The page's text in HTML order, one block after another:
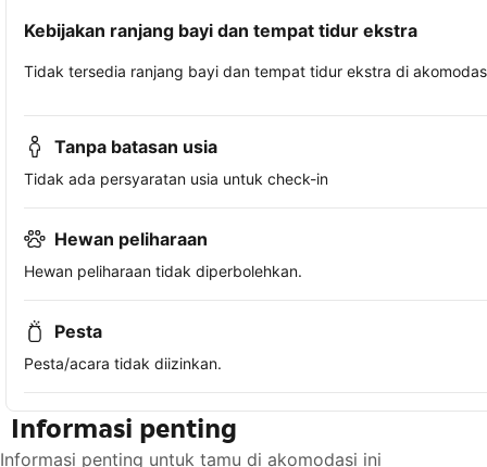
Kebijakan ranjang bayi dan tempat tidur ekstra
Tidak tersedia ranjang bayi dan tempat tidur ekstra di
Tanpa batasan usia
Tidak ada persyaratan usia untuk check-in
Hewan peliharaan
Hewan peliharaan tidak diperbolehkan.
Pesta
Pesta/acara tidak diizinkan.
Informasi penting
Informasi penting untuk tamu di akomodasi ini